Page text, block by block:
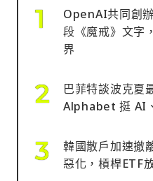
OpenAI共同創
段《魔戒》文字
界
巴菲特談波克夏
Alphabet 挺 AI
韓國散戶加速撤
惡化，槓桿ETF